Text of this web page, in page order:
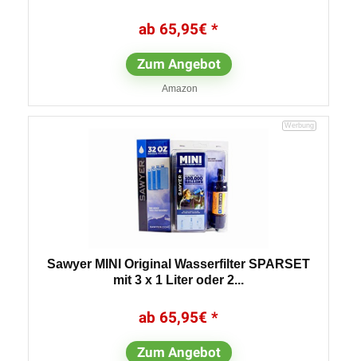
65,95€
Zum Angebot
Amazon
Sawyer MINI Original Wasserfilter SPARSET
mit 3 x 1 Liter oder 2...
65,95€
Zum Angebot